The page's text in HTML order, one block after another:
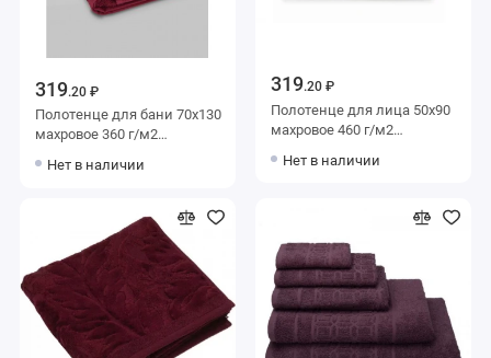
319.20 ₽
Полотенце для бани 70х130
махровое 360 г/м2
мануфактура
Нет в наличии
319.20 ₽
Полотенце для лица 50х90
махровое 460 г/м2
мануфактура
Нет в наличии